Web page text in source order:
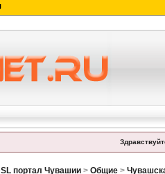
портал Чувашии> Общие>